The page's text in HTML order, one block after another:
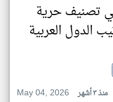
تصنيف حرية
الدول العربية
May 04, 2026
منذ ٣ أشهر